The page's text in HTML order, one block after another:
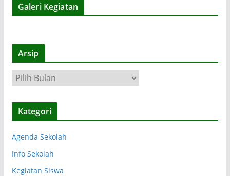
Galeri Kegiatan
Arsip
r
s
Kategori
Agenda Sekolah
Info Sekolah
Kegiatan Siswa